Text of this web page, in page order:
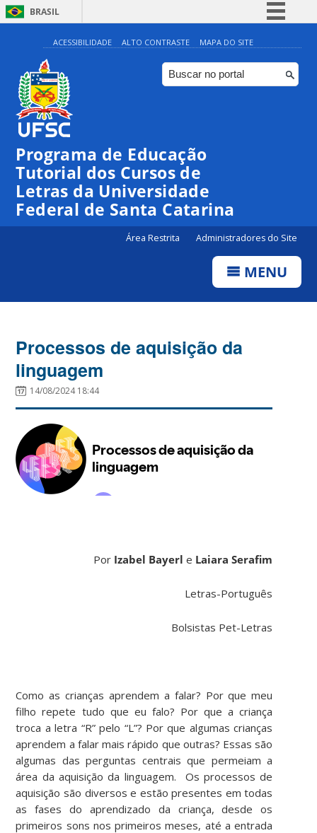
BRASIL
Simplifique!
Comunica BR
Participe
ACESSIBILIDADE ALTO CONTRASTE MAPA DO SITE
Programa de Educação
Tutorial dos Cursos de
Letras da Universidade
Federal de Santa Catarina
Área Restrita Administradores do Site
MENU
Processos de aquisição da
linguagem
14/08/2024 18:44
Por Izabel Bayerl e Laiara Serafim
Letras-Português
Bolsistas Pet-Letras
Como as crianças aprendem a falar? Por que meu
filho repete tudo que eu falo? Por que a criança
troca a letra “R” pelo “L”? Por que algumas crianças
aprendem a falar mais rápido que outras? Essas são
algumas das perguntas centrais que permeiam a
área da aquisição da linguagem. Os processos de
aquisição são diversos e estão presentes em todas
as fases do aprendizado da criança, desde os
primeiros sons nos primeiros meses, até a entrada